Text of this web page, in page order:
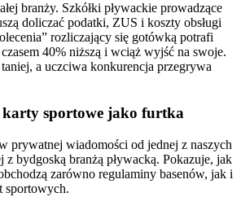
branży. Szkółki pływackie prowadzące
doliczać podatki, ZUS i koszty obsługi
rozliczający się gotówką potrafi
40% niższą i wciąż wyjść na swoje.
a uczciwa konkurencja przegrywa
karty sportowe jako furtka
prywatnej wiadomości od jednej z naszych
bydgoską branżą pływacką. Pokazuje, jak
zarówno regulaminy basenów, jak i
sportowych.